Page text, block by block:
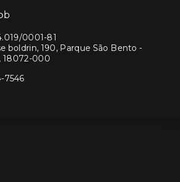
0001-81
boldrin, 190, Parque São Bento -
18072-000
7546